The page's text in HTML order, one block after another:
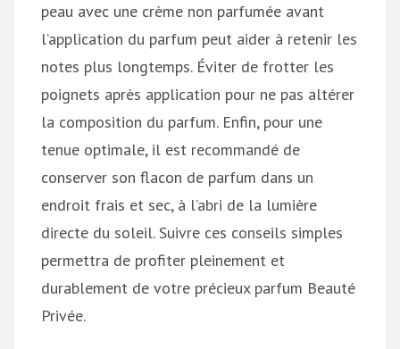
peau avec une crème non parfumée avant
l’application du parfum peut aider à retenir les
notes plus longtemps. Éviter de frotter les
poignets après application pour ne pas altérer
la composition du parfum. Enfin, pour une
tenue optimale, il est recommandé de
conserver son flacon de parfum dans un
endroit frais et sec, à l’abri de la lumière
directe du soleil. Suivre ces conseils simples
permettra de profiter pleinement et
durablement de votre précieux parfum Beauté
Privée.